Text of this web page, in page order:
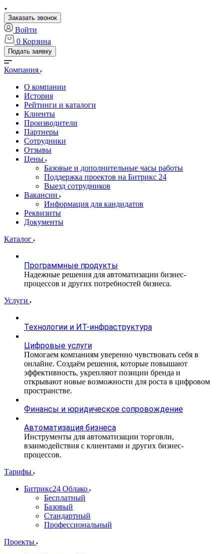
Заказать звонок
Войти
0 Корзина
Подать заявку
Компания
О компании
История
Рейтинги и каталоги
Клиенты
Производители
Партнеры
Сотрудники
Отзывы
Цены
Базовые и дополнительные часы работы
Поддержка проектов на Битрикс 24
Выезд сотрудников
Вакансии
Информация для кандидатов
Реквизиты
Документы
Каталог
Программные продукты
Надежные решения для автоматизации бизнес-
процессов и других потребностей бизнеса.
Услуги
Технологии и ИТ-инфраструктура
Цифровые услуги
Помогаем компаниям уверенно чувствовать себя в
онлайне. Создаём решения, которые повышают
эффективность, укрепляют позиции бренда и
открывают новые возможности для роста в цифровом
пространстве.
Финансы и юридическое сопровождение
Автоматизация бизнеса
Инструменты для автоматизации торговли,
взаимодействия с клиентами и других бизнес-
процессов.
Тарифы
Битрикс24 Облако
Бесплатный
Базовый
Стандартный
Профессиональный
Проекты